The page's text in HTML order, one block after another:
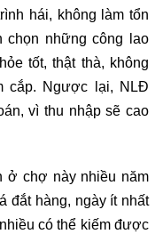
hái, không làm tổn
chọn những công lao
tốt, thật thà, không
cắp. Ngược lại, NLĐ
vì thu nhập sẽ cao
ở chợ này nhiều năm
đắt hàng, ngày ít nhất
có thể kiếm được